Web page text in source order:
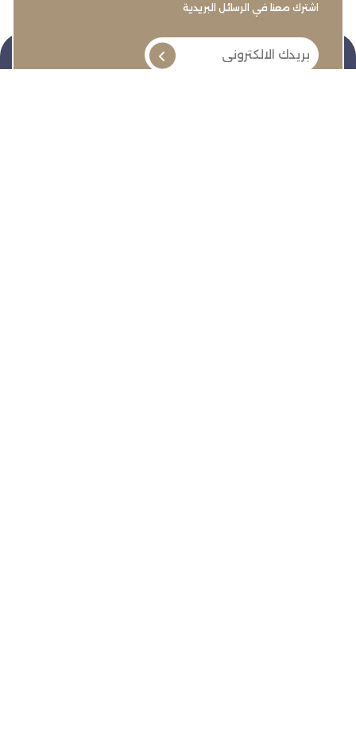
اشترك معنا في الرسائل البريدية